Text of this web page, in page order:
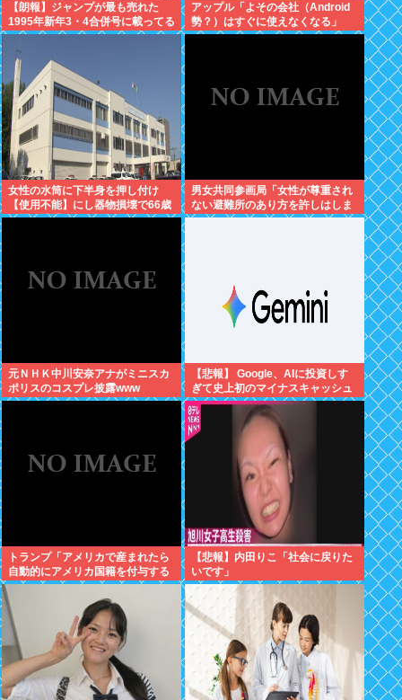
【朗報】ジャンプが最も売れた
1995年新年3・4合併号に載ってる
作品がこちらwww
アップル「よその会社（Android
勢？）はすぐに使えなくなる」
女性の水筒に下半身を押し付け
【使用不能】にし器物損壊で66歳
男性を逮捕。スマホで動画撮影し
男女共同参画局「女性が尊重され
ない避難所のあり方を許しはしま
せん、このチェックシートを必ず
元ＮＨＫ中川安奈アナがミニスカ
ポリスのコスプレ披露www
【悲報】 Google、AIに投資しす
ぎて史上初のマイナスキャッシュ
フローに陥る
トランプ「アメリカで産まれたら
自動的にアメリカ国籍を付与する
のをやめる！」
【悲報】内田りこ「社会に戻りた
いです」